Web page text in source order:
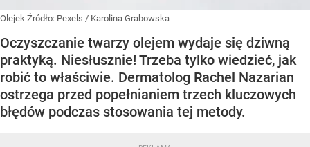
Olejek Źródło: Pexels / Karolina Grabowska
Oczyszczanie twarzy olejem wydaje się dziwną
praktyką. Niesłusznie! Trzeba tylko wiedzieć, jak
robić to właściwie. Dermatolog Rachel Nazarian
ostrzega przed popełnianiem trzech kluczowych
błędów podczas stosowania tej metody.